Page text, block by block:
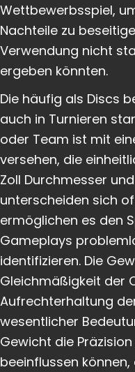
Wettbewerbsspiel,
Nachteile zu
Verwendung nicht
ergeben könnten.
Die häufig als Discs
auch in Turnieren
oder Team ist mit
versehen, die
Zoll Durchmesser
unterscheiden sich
ermöglichen es den
Gameplays
identifizieren. Die
Gleichmäßigkeit der
Aufrechterhaltung
wesentlicher
Gewicht die
beeinflussen